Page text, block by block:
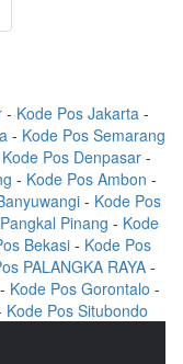
- Kode Pos Jakarta -
- Kode Pos Semarang
Kode Pos Denpasar -
- Kode Pos Ambon -
- Kode Pos
Pinang - Kode
Bekasi - Kode Pos
PALANGKA RAYA -
- Kode Pos Gorontalo -
Kode Pos Situbondo